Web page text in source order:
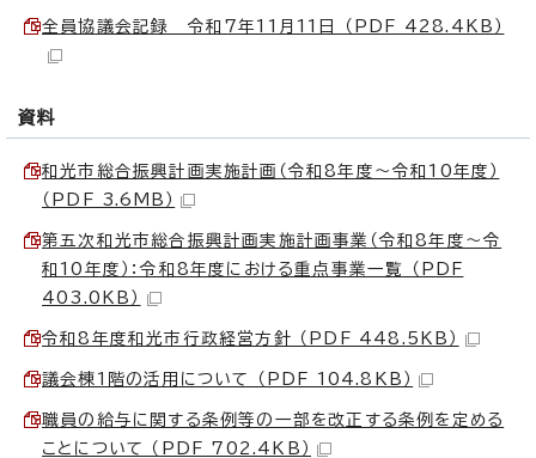
全員協議会記録 令和7年11月11日 （PDF 428.4KB）
資料
和光市総合振興計画実施計画（令和8年度～令和10年度）
（PDF 3.6MB）
第五次和光市総合振興計画実施計画事業（令和8年度～令
和10年度）：令和8年度における重点事業一覧 （PDF
403.0KB）
令和8年度和光市行政経営方針 （PDF 448.5KB）
議会棟1階の活用について （PDF 104.8KB）
職員の給与に関する条例等の一部を改正する条例を定める
ことについて （PDF 702.4KB）